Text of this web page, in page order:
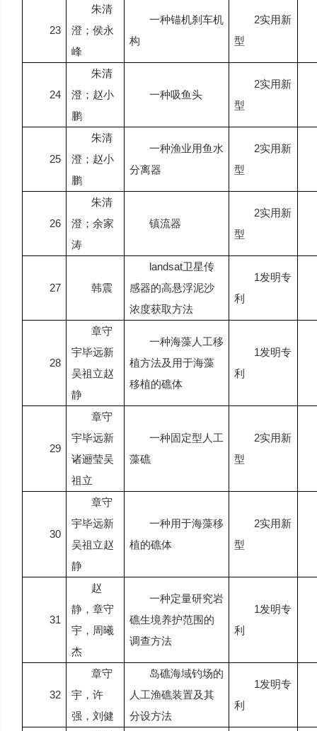
23
朱清
澄；侯永
峰
一种锚机刹车机
构
2实用新
型
24
朱清
澄；赵小
鹏
一种吸鱼头
2实用新
型
25
朱清
澄；赵小
鹏
一种渔业用鱼水
分离器
2实用新
型
26
朱清
澄；余家
涛
镇流器
2实用新
型
27 韩震
landsat卫星传
感器的高悬浮泥沙
浓度获取方法
1发明专
利
28
章守
宇毕远新
吴祖立赵
静
一种海藻人工移
植方法及用于海藻
移植的礁体
1发明专
利
29
章守
宇毕远新
诸逦莹吴
祖立
一种固定型人工
藻礁
2实用新
型
30
章守
宇毕远新
吴祖立赵
静
一种用于海藻移
植的礁体
2实用新
型
31
赵
静，章守
宇，周曦
杰
一种定量研究岩
礁生境养护范围的
调查方法
1发明专
利
32
章守
宇，许
强，刘健
岛礁海域钓场的
人工渔礁装置及其
分设方法
1发明专
利